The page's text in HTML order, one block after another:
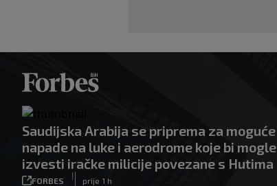
Saudijska Arabija se priprema za moguće
napade na luke i aerodrome koje bi mogle
izvesti iračke milicije povezane s Hutima
FORBES
|
prije 1 h